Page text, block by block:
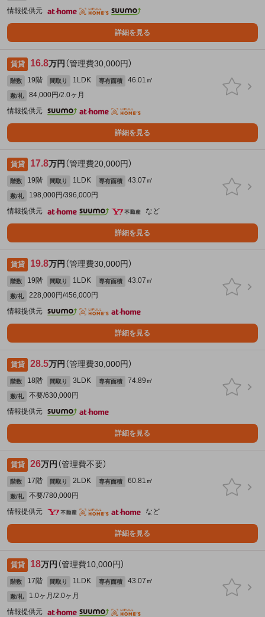
情報提供元
詳細を見る
賃貸 16.8万円 （管理費30,000円）
階数 19階 間取り 1LDK 専有面積 46.01㎡
敷/礼
84,000円/2.0ヶ月
情報提供元
詳細を見る
賃貸 17.8万円 （管理費20,000円）
階数 19階 間取り 1LDK 専有面積 43.07㎡
敷/礼
198,000円/396,000円
情報提供元
など
詳細を見る
賃貸 19.8万円 （管理費30,000円）
階数 19階 間取り 1LDK 専有面積 43.07㎡
敷/礼
228,000円/456,000円
情報提供元
詳細を見る
賃貸 28.5万円 （管理費30,000円）
階数 18階 間取り 3LDK 専有面積 74.89㎡
敷/礼
不要/630,000円
情報提供元
詳細を見る
賃貸 26万円 （管理費不要）
階数 17階 間取り 2LDK 専有面積 60.81㎡
敷/礼
不要/780,000円
情報提供元
など
詳細を見る
賃貸 18万円 （管理費10,000円）
階数 17階 間取り 1LDK 専有面積 43.07㎡
敷/礼
1.0ヶ月/2.0ヶ月
情報提供元